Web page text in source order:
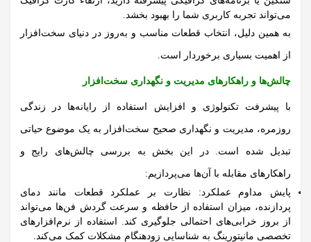
می‌تواند تجربه کاربری شما را بهبود بخشد.
به همین دلیل، انتخاب قطعات مناسب و به‌روز در دنیای سخت‌افزار
از اهمیت بسیاری برخوردار است.
چالش‌ها و راهکارهای مدیریت و نگهداری سخت‌افزار
با پیشرفت تکنولوژی و افزایش استفاده از رایانه‌ها در زندگی
روزمره، مدیریت و نگهداری صحیح سخت‌افزار به یک موضوع حیاتی
تبدیل شده است.در این بخش به بررسی چالش‌های رایج و
راهکارهای مقابله با آن‌ها می‌پردازیم:
پایش مداوم عملکرد: نظارت بر عملکرد قطعات مانند دمای
پردازنده، میزان استفاده از حافظه و سرعت گردش فن‌ها می‌تواند
از بروز خرابی‌های احتمالی جلوگیری کند. استفاده از نرم‌افزارهای
تخصصی مانیتورینگ به شناسایی زودهنگام مشکلات کمک می‌کند.